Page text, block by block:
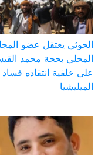
الحوثي يعتقل عضو
المحلي بحجة محمد
على خلفية انتقاده فساد
الميليشيا